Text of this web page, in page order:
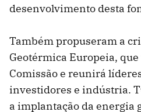
desenvolvimento desta
Também propuseram a
Geotérmica Europeia,
Comissão e reunirá
investidores e indústria.
a implantação da energia